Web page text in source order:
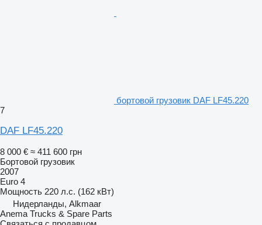
бортовой грузовик DAF LF45.220
7
DAF LF45.220
8 000 € ≈ 411 600 грн
Бортовой грузовик
2007
Euro 4
Мощность 220 л.с. (162 кВт)
Нидерланды, Alkmaar
Anema Trucks & Spare Parts